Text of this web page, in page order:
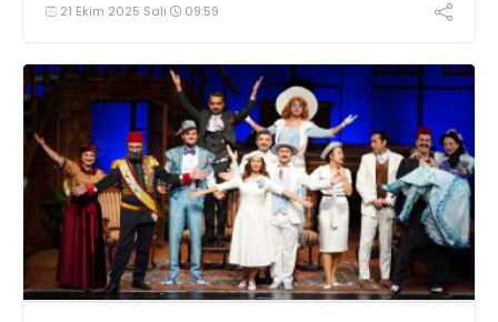
21 Ekim 2025 Salı 09:59